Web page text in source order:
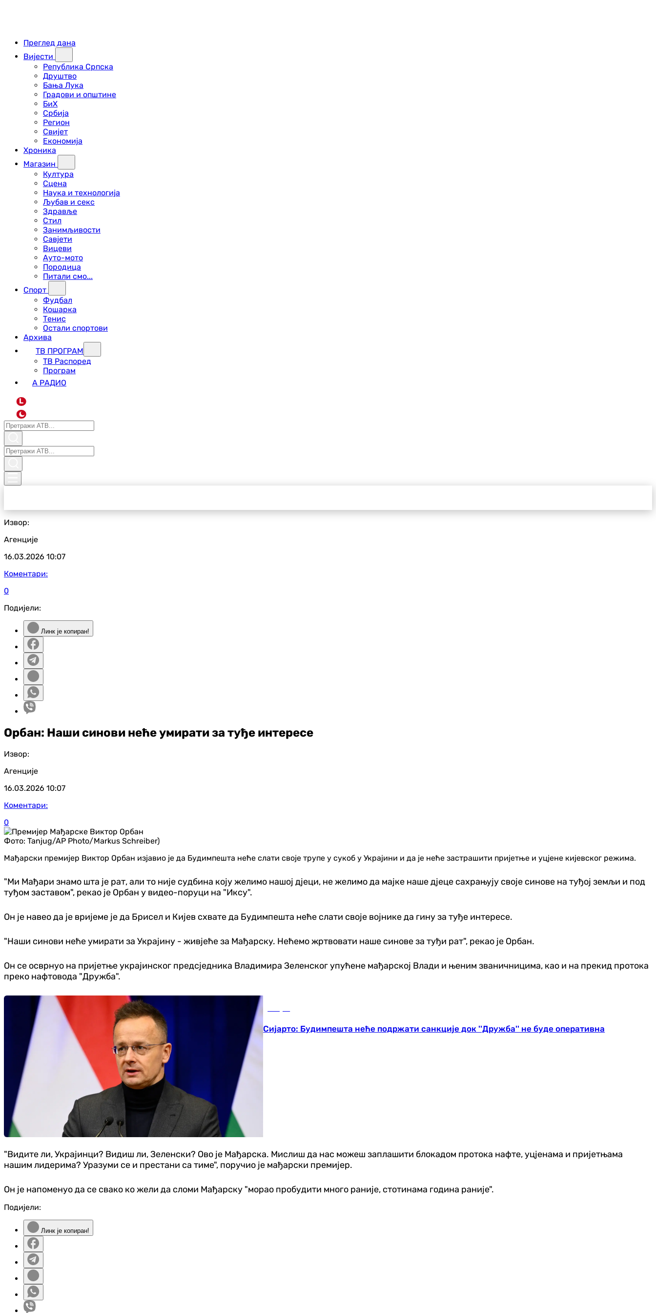
Преглед дана
Вијести
Република Српска
Друштво
Бања Лука
Градови и општине
БиХ
Србија
Регион
Свијет
Економија
Хроника
Магазин
Култура
Сцена
Наука и технологија
Љубав и секс
Здравље
Стил
Занимљивости
Савјети
Вицеви
Ауто-мото
Породица
Питали смо...
Спорт
Фудбал
Кошарка
Тенис
Остали спортови
Архива
ТВ ПРОГРАМ
ТВ Распоред
Програм
А РАДИО
L
Извор:
Агенције
16.03.2026 10:07
Коментари:
0
Подијели:
Линк је копиран!
Орбан: Наши синови неће умирати за туђе интересе
Извор:
Агенције
16.03.2026 10:07
Коментари:
0
Фото: Tanjug/AP Photo/Markus Schreiber)
Мађарски премијер Виктор Орбан изјавио је да Будимпешта неће слати своје трупе у сукоб у Украјини и да је неће застрашити пријетње и уцјене кијевског режима.
"Ми Мађари знамо шта је рат, али то није судбина коју желимо нашој дјеци, не желимо да мајке наше дјеце сахрањују своје синове на туђој земљи и под
туђом заставом", рекао је Орбан у видео-поруци на "Иксу".
Он је навео да је вријеме је да Брисел и Кијев схвате да Будимпешта неће слати своје војнике да гину за туђе интересе.
"Наши синови неће умирати за Украјину - живјеће за Мађарску. Нећемо жртвовати наше синове за туђи рат", рекао је Орбан.
Он се осврнуо на пријетње украјинског предсједника Владимира Зеленског упућене мађарској Влади и њеним званичницима, као и на прекид протока
преко нафтовода "Дружба".
Сијарто: Будимпешта неће подржати санкције док ''Дружба'' не буде оперативна
"Видите ли, Украјинци? Видиш ли, Зеленски? Ово је Мађарска. Мислиш да нас можеш заплашити блокадом протока нафте, уцјенама и пријетњама
нашим лидерима? Уразуми се и престани са тиме", поручио је мађарски премијер.
Он је напоменуо да се свако ко жели да сломи Мађарску "морао пробудити много раније, стотинама година раније".
Подијели:
Линк је копиран!